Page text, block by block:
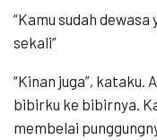
“Kamu sudah dewasa
sekali”
“Kinan juga”, kataku.
bibirku ke bibirnya.
membelai